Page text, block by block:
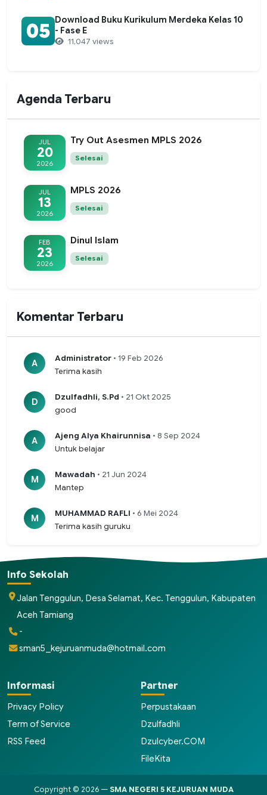
05 Download Buku Kurikulum Merdeka Kelas 10
- Fase E
11,047 views
Agenda Terbaru
JUL
20
2026
Try Out Asesmen MPLS 2026
Selesai
JUL
13
2026
MPLS 2026
Selesai
FEB
23
2026
Dinul Islam
Selesai
Komentar Terbaru
A Administrator • 19 Feb 2026
Terima kasih
D Dzulfadhli, S.Pd • 21 Okt 2025
good
A Ajeng Alya Khairunnisa • 8 Sep 2024
Untuk belajar
M Mawadah • 21 Jun 2024
Mantep
M MUHAMMAD RAFLI • 6 Mei 2024
Terima kasih guruku
Info Sekolah
Jalan Tenggulun, Desa Selamat, Kec. Tenggulun, Kabupaten
Aceh Tamiang
-
sman5_kejuruanmuda@hotmail.com
Informasi
Privacy Policy
Term of Service
RSS Feed
Partner
Perpustakaan
Dzulfadhli
Dzulcyber.COM
FileKita
Copyright © 2026 — SMA NEGERI 5 KEJURUAN MUDA